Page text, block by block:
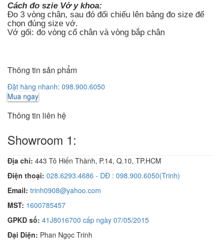
Cách đo szie Vớ y khoa:
Đo 3 vòng chân, sau đó đối chiếu lên bảng đo size để
chọn đúng size vớ.
Vớ gối: đo vòng cổ chân và vòng bắp chân
Thông tin sản phẩm
Đặt hàng nhanh: 098.900.6050
Mua ngay
Thông tin liên hệ
Showroom 1:
Địa chỉ: 443 Tô Hiến Thành, P.14, Q.10, TP.HCM
Điện thoại: 028.6293.4686 - DĐ : 098.900.6050(Trinh)
Email: trinh0908@yahoo.com
MST: 1600785457
GPKD số: 41J8016700 cấp ngày 07/05/2015
Đại Diện: Phan Ngọc Trinh